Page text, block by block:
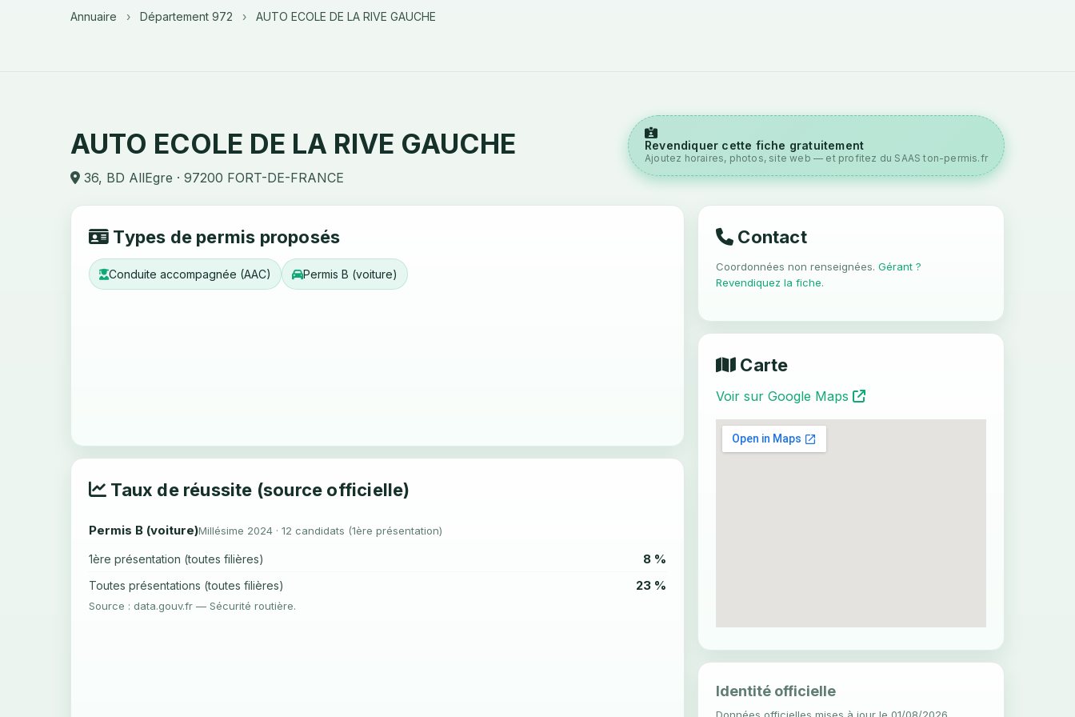
Annuaire › Département 972 › AUTO ECOLE DE LA RIVE GAUCHE
AUTO ECOLE DE LA RIVE GAUCHE
36, BD AllEgre · 97200 FORT-DE-FRANCE
Revendiquer cette fiche gratuitement
Ajoutez horaires, photos, site web — et profitez du SAAS ton-permis.fr
Types de permis proposés
Conduite accompagnée (AAC) Permis B (voiture)
Taux de réussite (source officielle)
Permis B (voiture)Millésime 2024 · 12 candidats (1ère présentation)
1ère présentation (toutes filières) 8 %
Toutes présentations (toutes filières) 23 %
Source : data.gouv.fr — Sécurité routière.
Contact
Coordonnées non renseignées. Gérant ?
Revendiquez la fiche.
Carte
Voir sur Google Maps
Identité officielle